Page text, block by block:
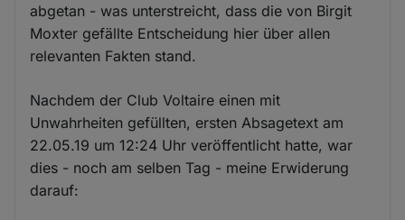
abgetan - was unterstreicht, dass die von Birgit
Moxter gefällte Entscheidung hier über allen
relevanten Fakten stand.
Nachdem der Club Voltaire einen mit
Unwahrheiten gefüllten, ersten Absagetext am
22.05.19 um 12:24 Uhr veröffentlicht hatte, war
dies - noch am selben Tag - meine Erwiderung
darauf: